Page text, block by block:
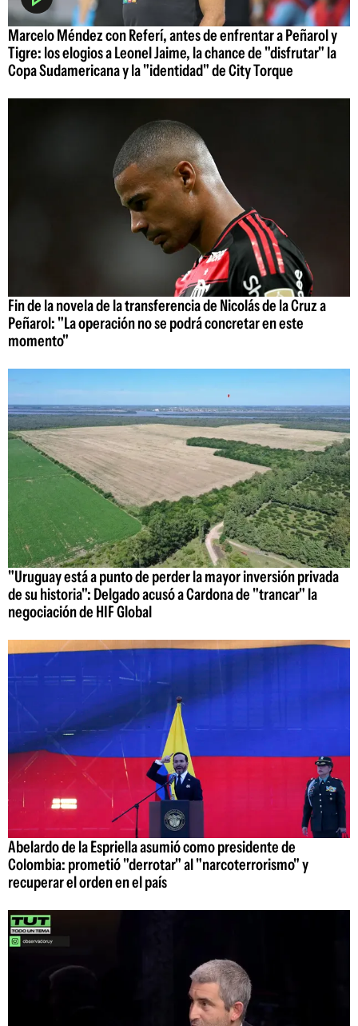
Marcelo Méndez con Referí, antes de enfrentar a Peñarol y
Tigre: los elogios a Leonel Jaime, la chance de "disfrutar" la
Copa Sudamericana y la "identidad" de City Torque
Fin de la novela de la transferencia de Nicolás de la Cruz a
Peñarol: "La operación no se podrá concretar en este
momento"
"Uruguay está a punto de perder la mayor inversión privada
de su historia": Delgado acusó a Cardona de "trancar" la
negociación de HIF Global
Abelardo de la Espriella asumió como presidente de
Colombia: prometió "derrotar" al "narcoterrorismo" y
recuperar el orden en el país